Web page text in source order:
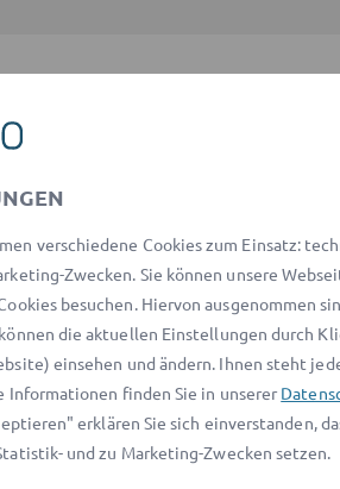
erfahrenen Anwalt aus
bespricht der
IhreErfolgsaussichten.
Ersteinschätzung erhalten
Kostenlos & unverbindlich
verschiedene Cookies zum Einsatz:
Zwecken. Sie können unsere
besuchen. Hiervon ausgenommen
die aktuellen Einstellungen durch
einsehen und ändern. Ihnen steht
finden Sie in unserer
erklären Sie sich einverstanden,
und zu Marketing-Zwecken setzen.